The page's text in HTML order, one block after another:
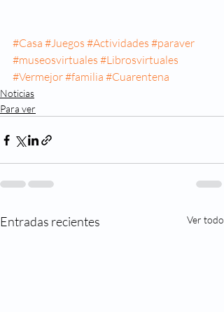
#Casa #Juegos #Actividades #paraver
#museosvirtuales #Librosvirtuales
#Vermejor#familia #Cuarentena
Noticias
Para ver
Entradas recientes Ver todo